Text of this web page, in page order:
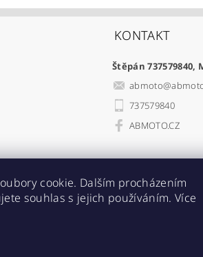
KONTAKT
Štěpán 737579840,
abmoto@
737579840
ABMOTO.CZ
bezpečná přeprava, parkování motocyklů a
cookie. Dalším procházením
souhlas s jejich používáním. Více